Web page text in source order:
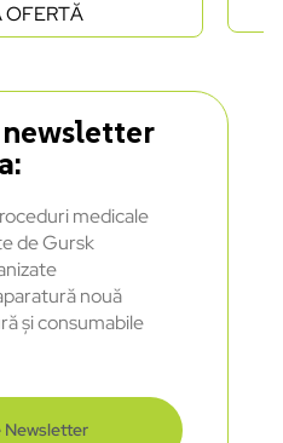
medicale
de Gursk
nouă
și consumabile
Newsletter